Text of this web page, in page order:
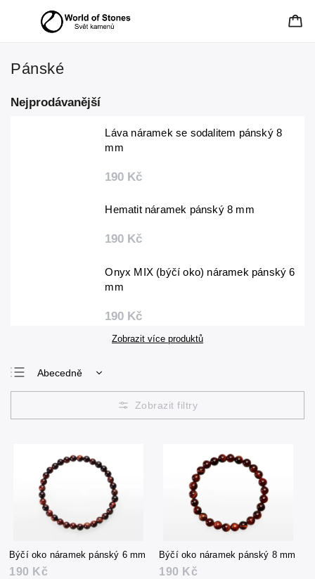
Pánské
Nejprodávanější
Láva náramek se sodalitem pánský 8
mm
190 Kč
Hematit náramek pánský 8 mm
190 Kč
Onyx MIX (býčí oko) náramek pánský 6
mm
190 Kč
Zobrazit více produktů
Abecedně
Nejlevnější
Nejdražší
Býčí oko náramek pánský 6 mm
190 Kč
Býčí oko náramek pánský 8 mm
190 Kč